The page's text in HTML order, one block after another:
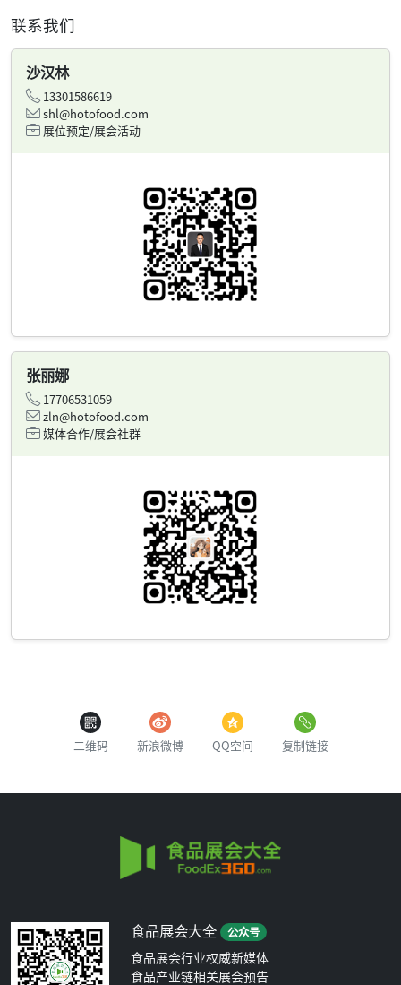
联系我们
沙汉林
13301586619
shl@hotofood.com
展位预定/展会活动
张丽娜
17706531059
zln@hotofood.com
媒体合作/展会社群
二维码 新浪微博 QQ空间 复制链接
食品展会大全 公众号
食品展会行业权威新媒体
食品产业链相关展会预告